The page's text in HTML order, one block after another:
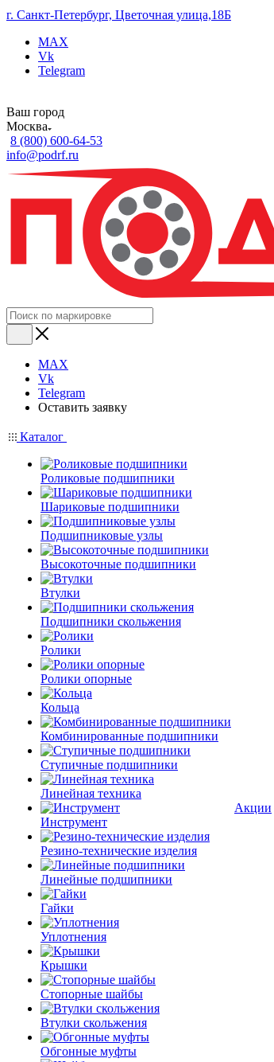
г. Санкт-Петербург, Цветочная улица,18Б
MAX
Vk
Telegram
Ваш город
Москва
8 (800) 600-64-53
info@podrf.ru
MAX
Vk
Telegram
Оставить заявку
Каталог
Роликовые подшипники
Шариковые подшипники
Подшипниковые узлы
Высокоточные подшипники
Втулки
Подшипники скольжения
Ролики
Ролики опорные
Кольца
Комбинированные подшипники
Ступичные подшипники
Линейная техника
Инструмент
Резино-технические изделия
Линейные подшипники
Гайки
Уплотнения
Крышки
Стопорные шайбы
Втулки скольжения
Обгонные муфты
Акции